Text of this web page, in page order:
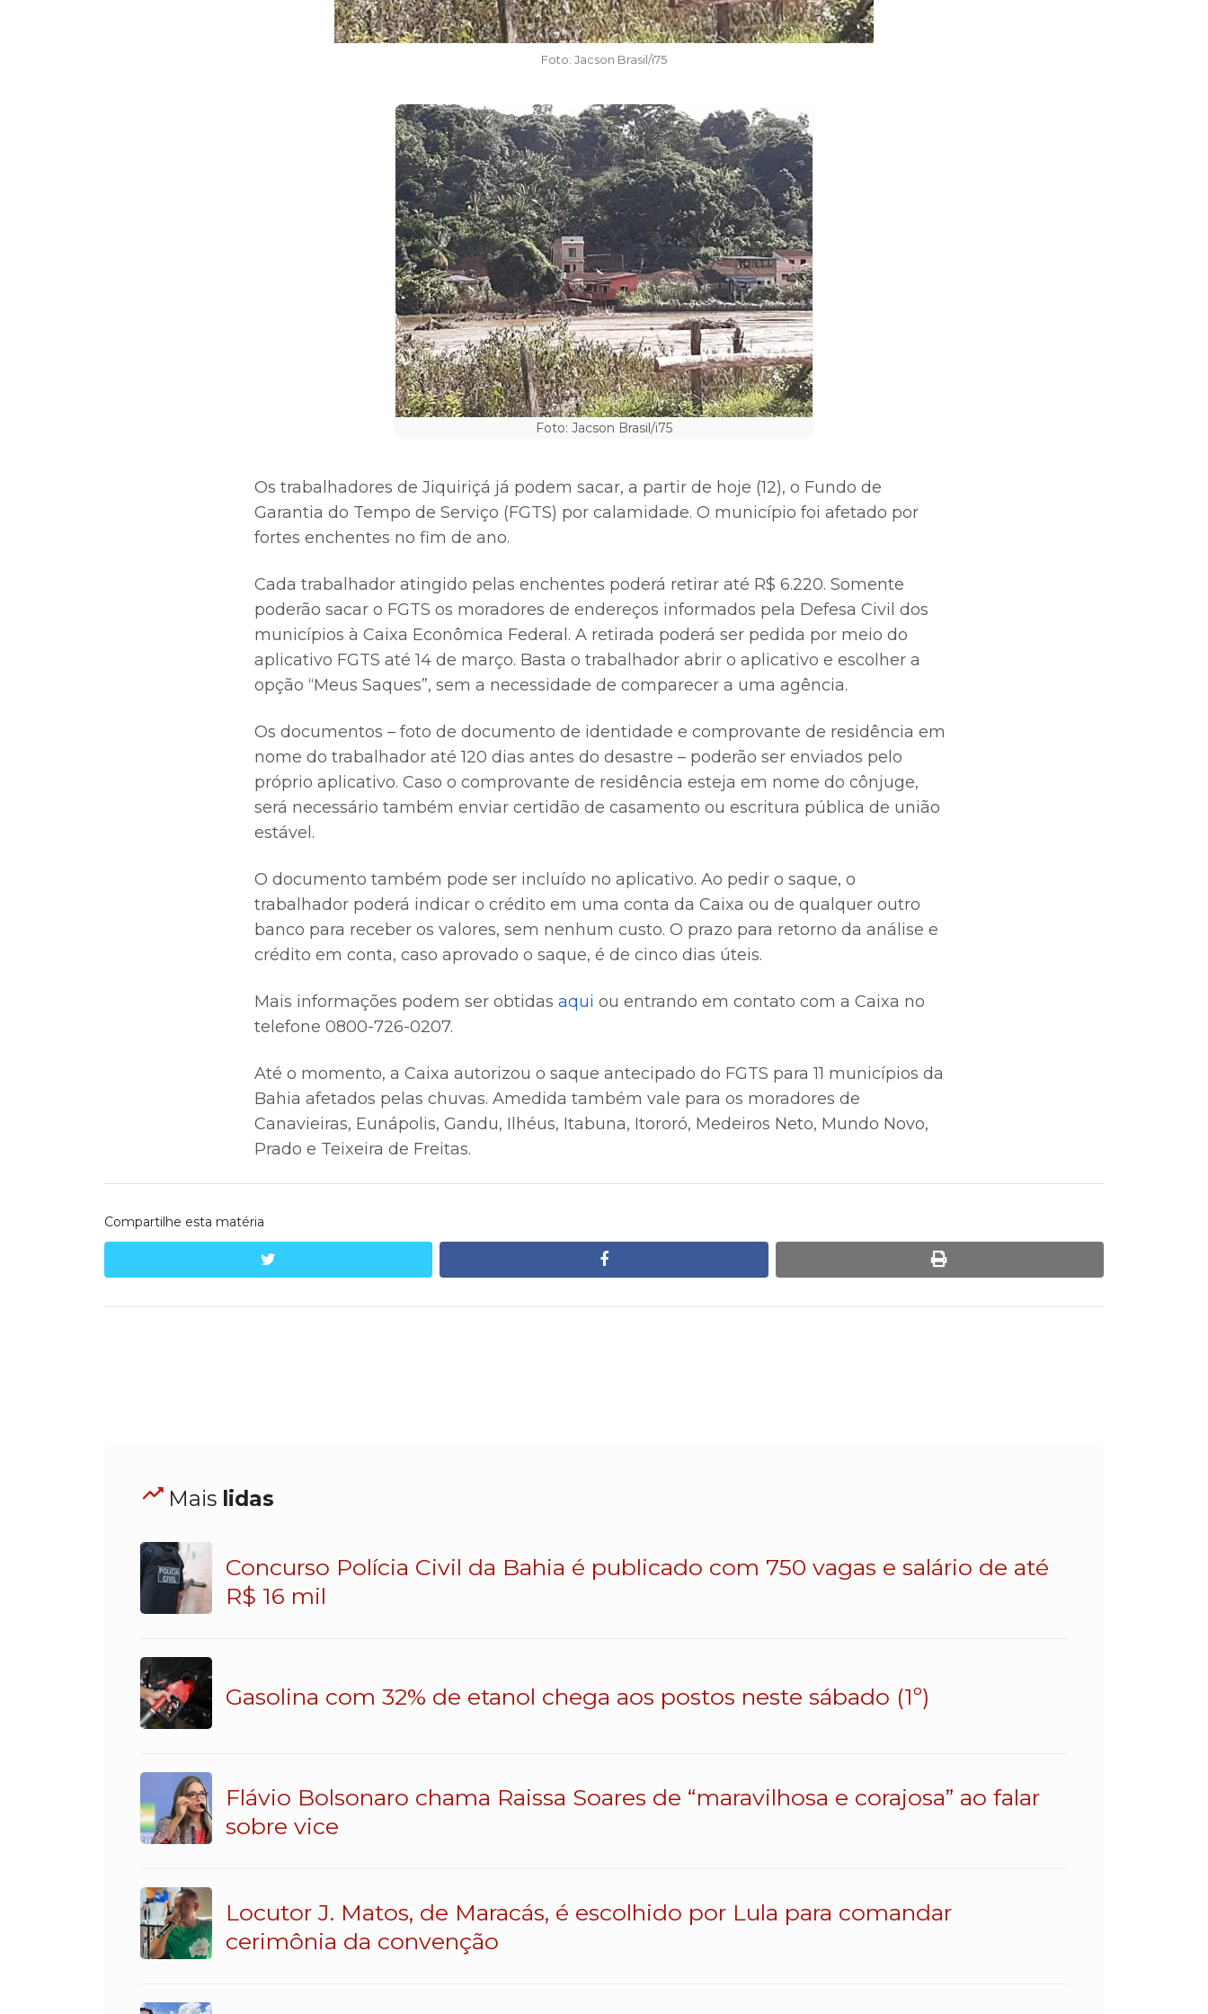
Foto: Jacson Brasil/i75
Foto: Jacson Brasil/i75
Os trabalhadores de Jiquiriçá já podem sacar, a partir de hoje (12), o Fundo de
Garantia do Tempo de Serviço (FGTS) por calamidade. O município foi afetado por
fortes enchentes no fim de ano.
Cada trabalhador atingido pelas enchentes poderá retirar até R$ 6.220. Somente
poderão sacar o FGTS os moradores de endereços informados pela Defesa Civil dos
municípios à Caixa Econômica Federal. A retirada poderá ser pedida por meio do
aplicativo FGTS até 14 de março. Basta o trabalhador abrir o aplicativo e escolher a
opção “Meus Saques”, sem a necessidade de comparecer a uma agência.
Os documentos – foto de documento de identidade e comprovante de residência em
nome do trabalhador até 120 dias antes do desastre – poderão ser enviados pelo
próprio aplicativo. Caso o comprovante de residência esteja em nome do cônjuge,
será necessário também enviar certidão de casamento ou escritura pública de união
estável.
O documento também pode ser incluído no aplicativo. Ao pedir o saque, o
trabalhador poderá indicar o crédito em uma conta da Caixa ou de qualquer outro
banco para receber os valores, sem nenhum custo. O prazo para retorno da análise e
crédito em conta, caso aprovado o saque, é de cinco dias úteis.
Mais informações podem ser obtidas aqui ou entrando em contato com a Caixa no
telefone 0800-726-0207.
Até o momento, a Caixa autorizou o saque antecipado do FGTS para 11 municípios da
Bahia afetados pelas chuvas. Amedida também vale para os moradores de
Canavieiras, Eunápolis, Gandu, Ilhéus, Itabuna, Itororó, Medeiros Neto, Mundo Novo,
Prado e Teixeira de Freitas.
Compartilhe esta matéria
facebook print
Mais lidas
Concurso Polícia Civil da Bahia é publicado com 750 vagas e salário de até
R$ 16 mil
Gasolina com 32% de etanol chega aos postos neste sábado (1º)
Flávio Bolsonaro chama Raissa Soares de “maravilhosa e corajosa” ao falar
sobre vice
Locutor J. Matos, de Maracás, é escolhido por Lula para comandar
cerimônia da convenção